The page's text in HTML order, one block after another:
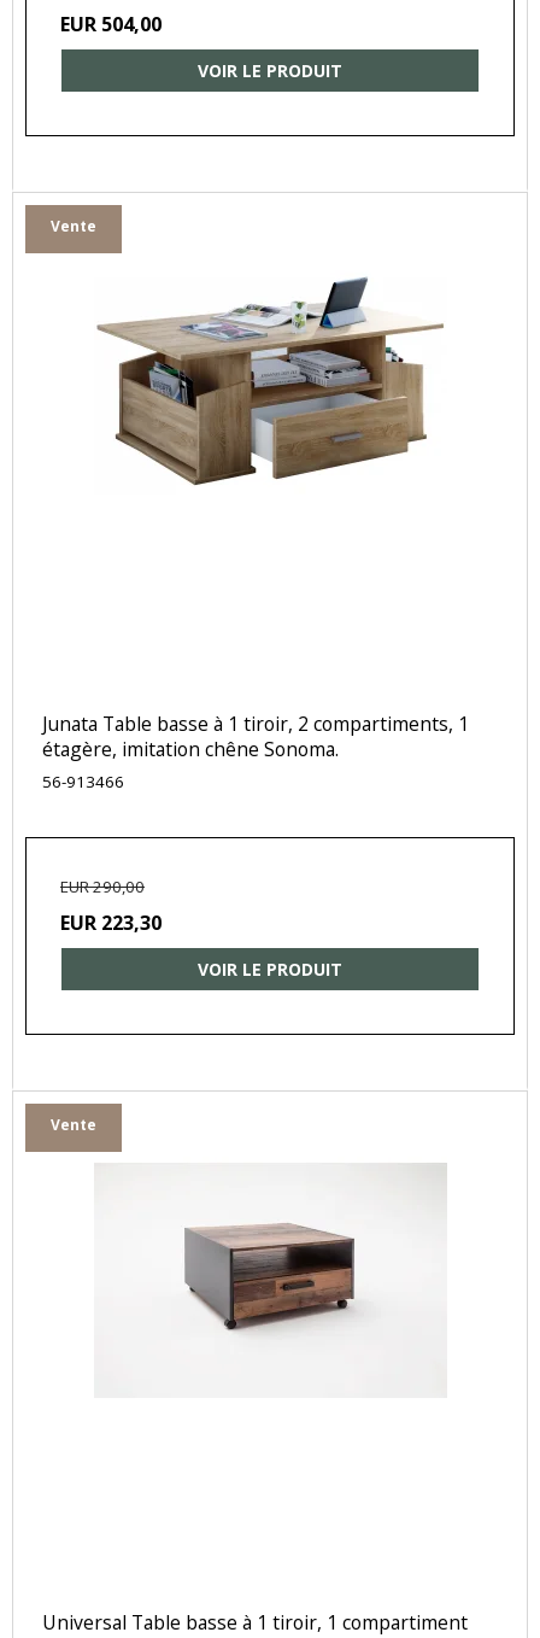
EUR 504,00
VOIR LE PRODUIT
Vente
Junata Table basse à 1 tiroir, 2 compartiments, 1
étagère, imitation chêne Sonoma.
56-913466
EUR 290,00
EUR 223,30
VOIR LE PRODUIT
Vente
Universal Table basse à 1 tiroir, 1 compartiment